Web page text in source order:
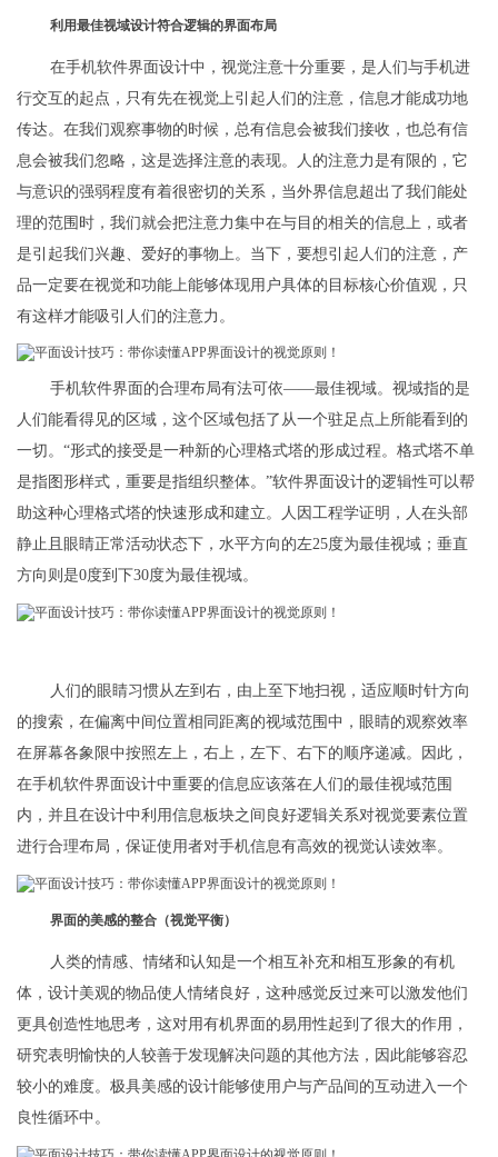
利用最佳视域设计符合逻辑的界面布局
在手机软件界面设计中，视觉注意十分重要，是人们与手机进
行交互的起点，只有先在视觉上引起人们的注意，信息才能成功地
传达。在我们观察事物的时候，总有信息会被我们接收，也总有信
息会被我们忽略，这是选择注意的表现。人的注意力是有限的，它
与意识的强弱程度有着很密切的关系，当外界信息超出了我们能处
理的范围时，我们就会把注意力集中在与目的相关的信息上，或者
是引起我们兴趣、爱好的事物上。当下，要想引起人们的注意，产
品一定要在视觉和功能上能够体现用户具体的目标核心价值观，只
有这样才能吸引人们的注意力。
手机软件界面的合理布局有法可依――最佳视域。视域指的是
人们能看得见的区域，这个区域包括了从一个驻足点上所能看到的
一切。“形式的接受是一种新的心理格式塔的形成过程。格式塔不单
是指图形样式，重要是指组织整体。”软件界面设计的逻辑性可以帮
助这种心理格式塔的快速形成和建立。人因工程学证明，人在头部
静止且眼睛正常活动状态下，水平方向的左25度为最佳视域；垂直
方向则是0度到下30度为最佳视域。
人们的眼睛习惯从左到右，由上至下地扫视，适应顺时针方向
的搜索，在偏离中间位置相同距离的视域范围中，眼睛的观察效率
在屏幕各象限中按照左上，右上，左下、右下的顺序递减。因此，
在手机软件界面设计中重要的信息应该落在人们的最佳视域范围
内，并且在设计中利用信息板块之间良好逻辑关系对视觉要素位置
进行合理布局，保证使用者对手机信息有高效的视觉认读效率。
界面的美感的整合（视觉平衡）
人类的情感、情绪和认知是一个相互补充和相互形象的有机
体，设计美观的物品使人情绪良好，这种感觉反过来可以激发他们
更具创造性地思考，这对用有机界面的易用性起到了很大的作用，
研究表明愉快的人较善于发现解决问题的其他方法，因此能够容忍
较小的难度。极具美感的设计能够使用户与产品间的互动进入一个
良性循环中。